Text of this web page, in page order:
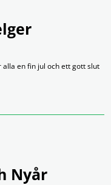
alla en fin jul och ett gott slut
Nyår